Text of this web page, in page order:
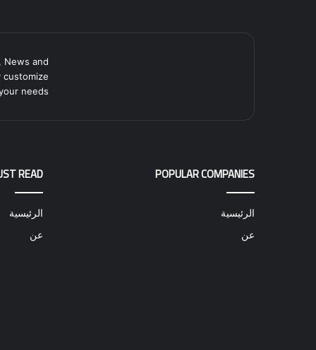
News and
customize
needs.
POPULAR COMPANIES
الرئيسية
عن
READ
الرئيسية
عن